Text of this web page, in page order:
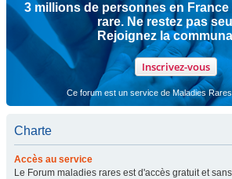
3 millions de personnes en
rare. Ne restez pas
Rejoignez la
Inscrivez-vous
Ce forum est un service de Maladies
Charte
Accès au service
Le Forum maladies rares est d'accès gratuit et